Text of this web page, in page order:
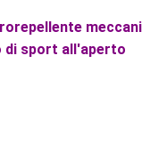
di sport all'aperto